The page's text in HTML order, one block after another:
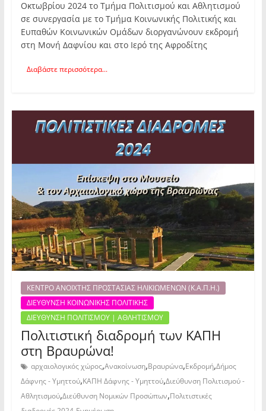
Οκτωβρίου 2024 το Τμήμα Πολιτισμού και Αθλητισμού
σε συνεργασία με το Τμήμα Κοινωνικής Πολιτικής και
Ευπαθών Κοινωνικών Ομάδων διοργανώνουν εκδρομή
στη Μονή Δαφνίου και στο Ιερό της Αφροδίτης
Διαβάστε περισσότερα...
ΚΕΝΤΡΟ ΑΝΟΙΧΤΗΣ ΠΡΟΣΤΑΣΙΑΣ ΗΛΙΚΙΩΜΕΝΩΝ (Κ.Α.Π.Η.)
ΔΙΕΥΘΥΝΣΗ ΚΟΙΝΩΝΙΚΗΣ ΠΟΛΙΤΙΚΗΣ
ΔΙΕΥΘΥΝΣΗ ΠΟΛΙΤΙΣΜΟΥ | ΑΘΛΗΤΙΣΜΟΥ
Πολιτιστική διαδρομή των ΚΑΠΗ
στη Βραυρώνα!
αρχαιολογικός χώρος,Ανακοίνωση,Βραυρώνα,Εκδρομή,Δήμος
Δάφνης - Υμηττού,ΚΑΠΗ Δάφνης - Υμηττού,Διεύθυνση Πολιτισμού -
Αθλητισμού,Διεύθυνση Νομικών Προσώπων,Πολιτιστικές